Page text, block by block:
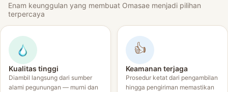
Enam keunggulan yang membuat Omasae menjadi pilihan
terpercaya
Kualitas tinggi
Diambil langsung dari sumber
alami pegunungan — murni dan
👍
Keamanan terjaga
Prosedur ketat dari pengambilan
hingga pengiriman memastikan